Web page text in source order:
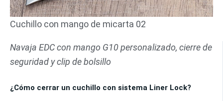
Cuchillo con mango de micarta 02
Navaja EDC con mango G10 personalizado, cierre de
seguridad y clip de bolsillo
¿Cómo cerrar un cuchillo con sistema Liner Lock?